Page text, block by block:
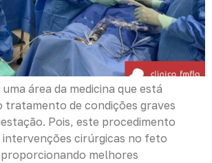
área da medicina que está
tratamento de condições graves
Pois, este procedimento
cirúrgicas no feto
melhores